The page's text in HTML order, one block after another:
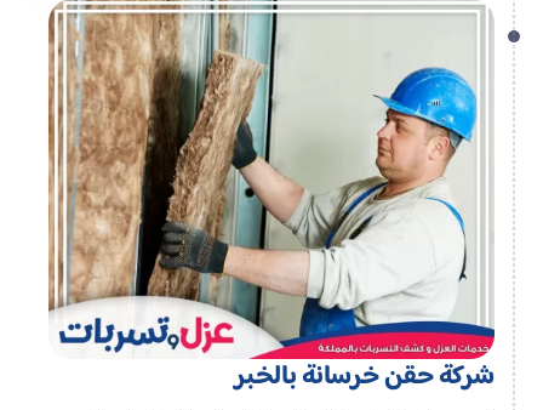
شركة حقن خرسانة بالخبر